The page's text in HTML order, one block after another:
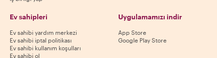
Ev sahipleri
Ev sahibi yardım merkezi
Ev sahibi iptal politikası
Ev sahibi kullanım koşulları
Ev sahibi ol
Uygulamamızı indir
App Store
Google Play Store